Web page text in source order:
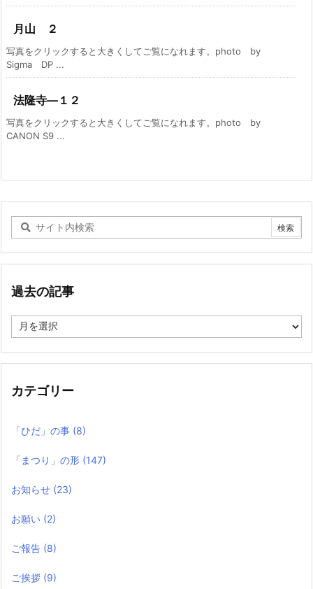
月山 ２
写真をクリックすると大きくしてご覧になれます。photo by
Sigma DP ...
法隆寺―１２
写真をクリックすると大きくしてご覧になれます。photo by
CANON S9 ...
過去の記事
去
記
カテゴリー
「ひだ」の事 (8)
「まつり」の形 (147)
お知らせ (23)
お願い (2)
ご報告 (8)
ご挨拶 (9)